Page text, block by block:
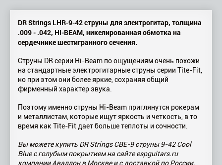
DR Strings LHR-9-42 струны для электрогитар, толщина
.009 - .042, HI-BEAM​, никелированная обмотка на
сердечнике шестигранного сечения.
Струны DR серии Hi-Beam по ощущениям очень похожи
на стандартные электрогитарные струны серии Tite-Fit,
но при этом они более яркие, сохраняя общий
фирменный характер звука.
Поэтому именно струны Hi-Beam приглянутся рокерам
и металлистам, которые ищут яркость и четкость, в то
время как Tite-Fit дает больше теплоты и сочности.
Вы можете купить DR Strings CBE-9 струны 9-42 Cool
Blue с голубым покрытием на сайте espguitars.ru
компании Аваллон в Москве и с доставкой по России.